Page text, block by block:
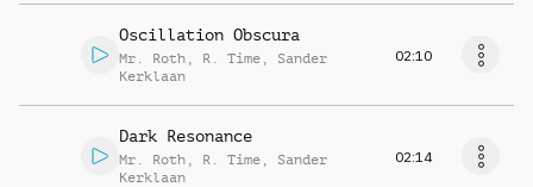
Oscillation Obscura
Mr. Roth , R. Time , Sander
Kerklaan
02:10
Dark Resonance
Mr. Roth , R. Time , Sander
Kerklaan
02:14